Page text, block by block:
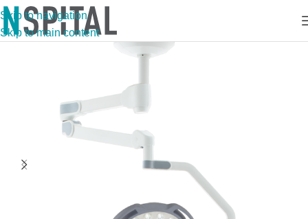
Skip to navigation
Skip to main content